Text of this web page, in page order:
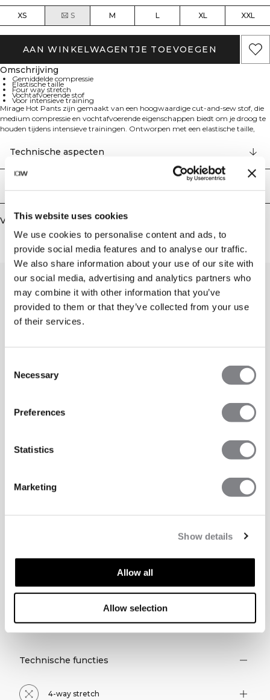
This website uses cookies
We use cookies to personalise content and ads, to
provide social media features and to analyse our traffic.
We also share information about your use of our site with
our social media, advertising and analytics partners who
may combine it with other information that you’ve
provided to them or that they’ve collected from your use
of their services.
Selection
Necessary
Preferences
Statistics
Marketing
Show details
Allow all
Allow selection
XS S M L XL XXL
AAN WINKELWAGENTJE TOEVOEGEN
Omschrijving
Gemiddelde compressie
Elastische taille
Four way stretch
Vochtafvoerende stof
Voor intensieve training
Mirage Hot Pants zijn gemaakt van een hoogwaardige cut-and-sew stof, die
medium compressie en vochtafvoerende eigenschappen biedt om je droog te
houden tijdens intensieve trainingen. Ontworpen met een elastische taille,
silhouet. Gemaakt van 69% gerecycled polyamide en 31% spandex.
Technische aspecten
Vergelijkbare producten
TECHNISCHE ASPECTEN
Technische functies
4-way stretch